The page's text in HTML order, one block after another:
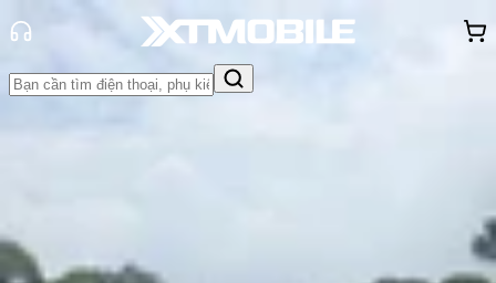
mãi
hàng - Sự kiện